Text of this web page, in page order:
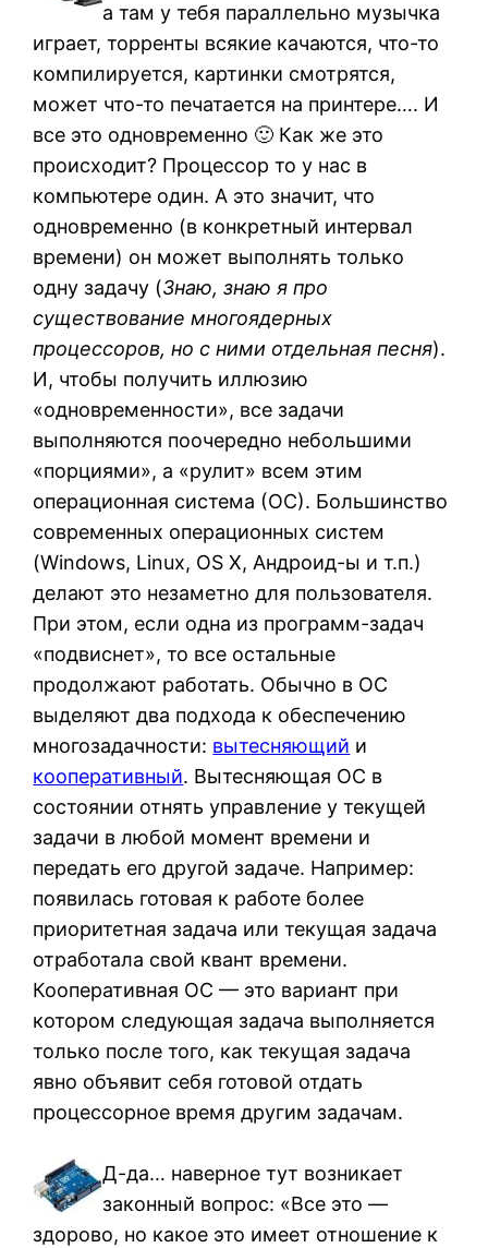
а там у тебя параллельно музычка
играет, торренты всякие качаются, что-то
компилируется, картинки смотрятся,
может что-то печатается на принтере…. И
все это одновременно 🙂 Как же это
происходит? Процессор то у нас в
компьютере один. А это значит, что
одновременно (в конкретный интервал
времени) он может выполнять только
одну задачу (Знаю, знаю я про
существование многоядерных
процессоров, но с ними отдельная песня).
И, чтобы получить иллюзию
«одновременности», все задачи
выполняются поочередно небольшими
«порциями», а «рулит» всем этим
операционная система (ОС). Большинство
современных операционных систем
(Windows, Linux, OS X, Андроид-ы и т.п.)
делают это незаметно для пользователя.
При этом, если одна из программ-задач
«подвиснет», то все остальные
продолжают работать. Обычно в ОС
выделяют два подхода к обеспечению
многозадачности: вытесняющий и
кооперативный. Вытесняющая ОС в
состоянии отнять управление у текущей
задачи в любой момент времени и
передать его другой задаче. Например:
появилась готовая к работе более
приоритетная задача или текущая задача
отработала свой квант времени.
Кооперативная ОС — это вариант при
котором следующая задача выполняется
только после того, как текущая задача
явно объявит себя готовой отдать
процессорное время другим задачам.
Д-да… наверное тут возникает
законный вопрос: «Все это —
здорово, но какое это имеет отношение к